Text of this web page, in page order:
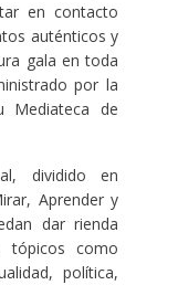
en contacto
auténticos y
gala en toda
por la
Mediateca de
dividido en
Aprender y
dar rienda
tópicos como
política,